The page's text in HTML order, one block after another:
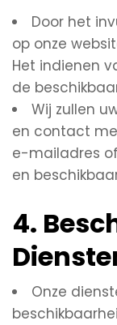
Door het
op onze
Het indienen
de
Wij zullen
en contact
e-mailadres
en
4.
Onze